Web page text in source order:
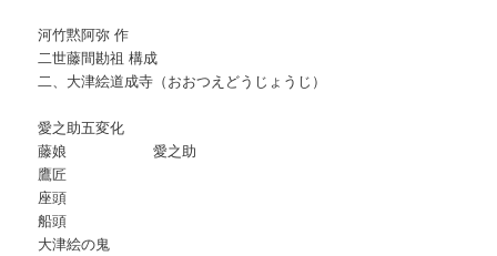
河竹黙阿弥 作
二世藤間勘祖 構成
二、大津絵道成寺（おおつえどうじょうじ）
愛之助五変化
藤娘 愛之助
鷹匠
座頭
船頭
大津絵の鬼